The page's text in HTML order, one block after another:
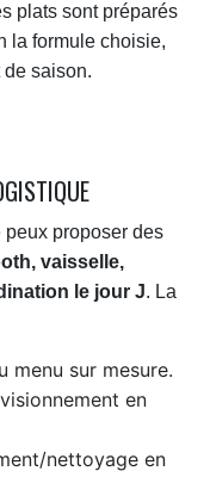
plats sont préparés
la formule choisie,
saison.
proposer des
vaisselle,
le jour J. La
menu sur mesure.
en
nettoyage en